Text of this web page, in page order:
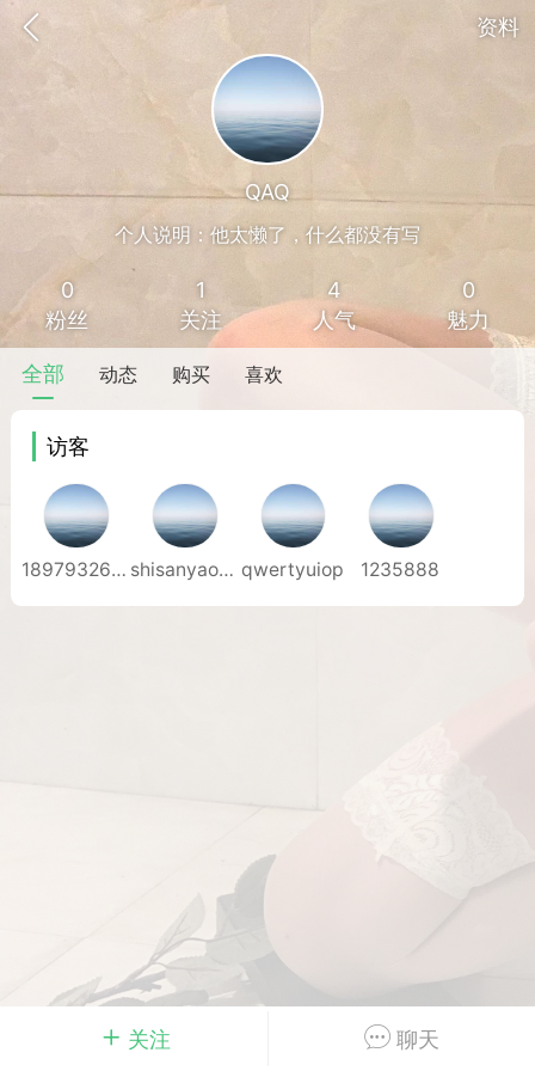
资料
味”的小姐
大二女生囡囡
女
关注 聊天
QAQ
个人说明：他太懒了，什么都没有写
0
粉丝
1
关注
4
人气
0
魅力
全部 动态 购买 喜欢
访客
18979326141 shisanyao131 qwertyuiop 1235888